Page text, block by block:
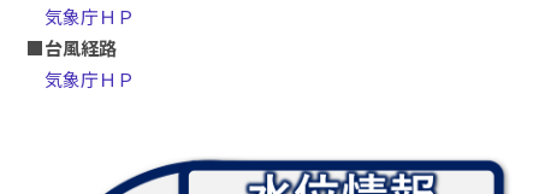
気象庁ＨＰ
■台風経路
気象庁ＨＰ